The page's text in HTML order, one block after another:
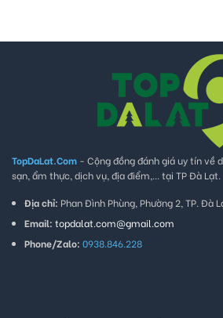
TopDaLat.Com - Cộng đồng đánh giá uy tín về
sạn, ẩm thực, dịch vụ, địa điểm,... tại TP Đà Lạt.
Địa chỉ: Phan Đình Phùng, Phường 2, TP. Đà
Email: topdalat.com@gmail.com
Phone/Zalo: 0938.846.228